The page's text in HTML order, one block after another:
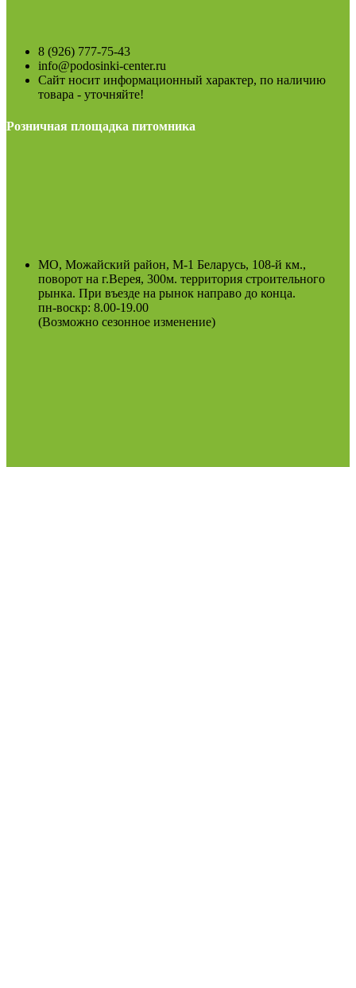
8 (926) 777-75-43
info@podosinki-center.ru
Сайт носит информационный характер, по наличию
товара - уточняйте!
Розничная площадка питомника
МО, Можайский район, М-1 Беларусь, 108-й км.,
поворот на г.Верея, 300м. территория строительного
рынка. При въезде на рынок направо до конца.
пн-воскр: 8.00-19.00
(Возможно сезонное изменение)